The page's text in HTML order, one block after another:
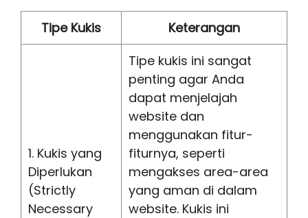
Tipe Kukis Keterangan
1. Kukis yang
Diperlukan
(Strictly
Necessary
Tipe kukis ini sangat
penting agar Anda
dapat menjelajah
website dan
menggunakan fitur-
fiturnya, seperti
mengakses area-area
yang aman di dalam
website. Kukis ini